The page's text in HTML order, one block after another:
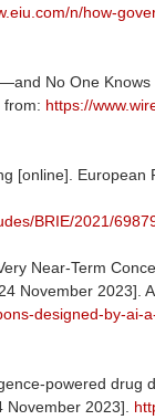
n/how-
No One
from: https://
[online].
BRIE/2021/
Near-Term
November 2023].
designed-by-ai-
powered drug
2023].